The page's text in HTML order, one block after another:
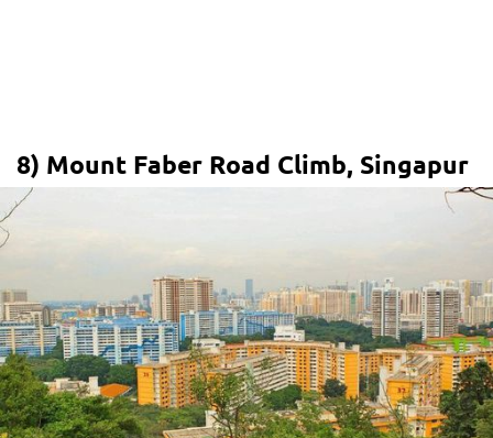
8) Mount Faber Road Climb, Singapur